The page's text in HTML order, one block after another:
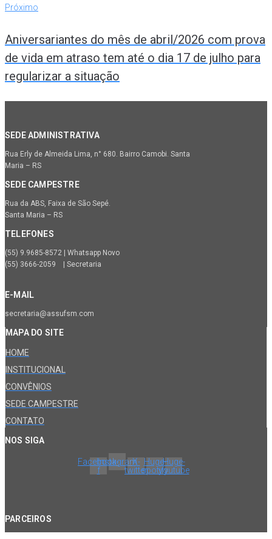
Próximo
Aniversariantes do mês de abril/2026 com prova
de vida em atraso tem até o dia 17 de julho para
regularizar a situação
SEDE ADMINISTRATIVA
Rua Erly de Almeida Lima, n° 680. Bairro Camobi. Santa
Maria – RS
SEDE CAMPESTRE
Rua da ABS, Faixa de São Sepé.
Santa Maria – RS
TELEFONES
(55) 9.9685-8572 | Whatsapp Novo
(55) 3666-2059 | Secretaria
E-MAIL
secretaria@assufsm.com
MAPA DO SITE
HOME
INSTITUCIONAL
CONVÊNIOS
SEDE CAMPESTRE
CONTATO
NOS SIGA
Facebook-
f
InstagramX-
twitter
Huge-
spotify
Huge-
youtube
PARCEIROS